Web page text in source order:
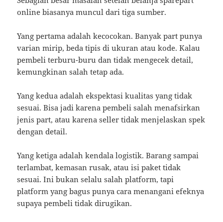
online biasanya muncul dari tiga sumber.
Yang pertama adalah kecocokan. Banyak part punya
varian mirip, beda tipis di ukuran atau kode. Kalau
pembeli terburu-buru dan tidak mengecek detail,
kemungkinan salah tetap ada.
Yang kedua adalah ekspektasi kualitas yang tidak
sesuai. Bisa jadi karena pembeli salah menafsirkan
jenis part, atau karena seller tidak menjelaskan spek
dengan detail.
Yang ketiga adalah kendala logistik. Barang sampai
terlambat, kemasan rusak, atau isi paket tidak
sesuai. Ini bukan selalu salah platform, tapi
platform yang bagus punya cara menangani efeknya
supaya pembeli tidak dirugikan.